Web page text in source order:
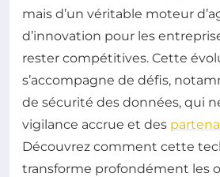
mais d’un véritable moteur
d’innovation pour les
rester compétitives. Cette
s’accompagne de défis,
de sécurité des données, qui
vigilance accrue et des
Découvrez comment cette
transforme profondément les